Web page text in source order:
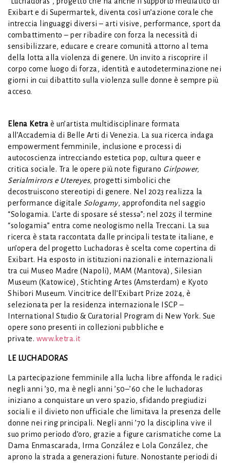
Exibart e di Supermartek, diventa così un’azione corale che
intreccia linguaggi diversi – arti visive, performance, sport da
combattimento – per ribadire con forza la necessità di
sensibilizzare, educare e creare comunità attorno al tema
della lotta alla violenza di genere. Un invito a riscoprire il
corpo come luogo di forza, identità e autodeterminazione nei
giorni in cui dibattito sulla violenza sulle donne è sempre più
acceso.
Elena Ketra è un’artista multidisciplinare formata
all’Accademia di Belle Arti di Venezia. La sua ricerca indaga
empowerment femminile, inclusione e processi di
autocoscienza intrecciando estetica pop, cultura queer e
critica sociale. Tra le opere più note figurano Girlpower,
Serialmirrors e Utereyes, progetti simbolici che
decostruiscono stereotipi di genere. Nel 2023 realizza la
performance digitale Sologamy, approfondita nel saggio
“Sologamia. L’arte di sposare sé stessə”; nel 2025 il termine
“sologamia” entra come neologismo nella Treccani. La sua
ricerca è stata raccontata dalle principali testate italiane, e
un’opera del progetto Luchadoras è scelta come copertina di
Exibart. Ha esposto in istituzioni nazionali e internazionali
tra cui Museo Madre (Napoli), MAM (Mantova), Silesian
Museum (Katowice), Stichting Artes (Amsterdam) e Kyoto
Shibori Museum. Vincitrice dell’Exibart Prize 2024, è
selezionata per la residenza internazionale ISCP –
International Studio & Curatorial Program di New York. Sue
opere sono presenti in collezioni pubbliche e
private. www.ketra.it
LE LUCHADORAS
La partecipazione femminile alla lucha libre affonda le radici
negli anni ’30, ma è negli anni ’50–’60 che le luchadoras
iniziano a conquistare un vero spazio, sfidando pregiudizi
sociali e il divieto non ufficiale che limitava la presenza delle
donne nei ring principali. Negli anni ’70 la disciplina vive il
suo primo periodo d’oro, grazie a figure carismatiche come La
Dama Enmascarada, Irma González e Lola González, che
aprono la strada a generazioni future. Nonostante periodi di